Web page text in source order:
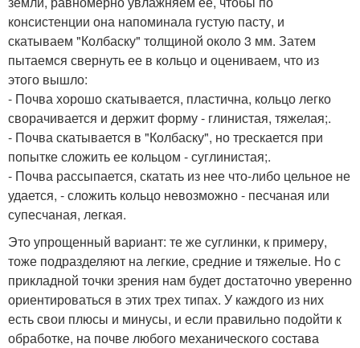
консистенции она напоминала густую пасту, и
скатываем "Колбаску" толщиной около 3 мм. Затем
пытаемся свернуть ее в кольцо и оцениваем, что из
этого вышло:
- Почва хорошо скатывается, пластична, кольцо легко
сворачивается и держит форму - глинистая, тяжелая;.
- Почва скатывается в "Колбаску", но трескается при
попытке сложить ее кольцом - суглинистая;.
- Почва рассыпается, скатать из нее что-либо цельное не
удается, - сложить кольцо невозможно - песчаная или
супесчаная, легкая.
Это упрощенный вариант: те же суглинки, к примеру,
тоже подразделяют на легкие, средние и тяжелые. Но с
прикладной точки зрения нам будет достаточно уверенно
ориентироваться в этих трех типах. У каждого из них
есть свои плюсы и минусы, и если правильно подойти к
обработке, на почве любого механического состава